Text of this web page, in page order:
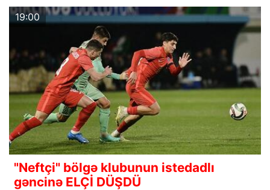
19:00
"Neftçi" bölgə klubunun istedadlı
gəncinə ELÇİ DÜŞDÜ